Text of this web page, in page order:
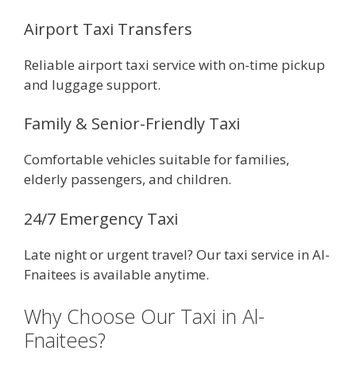
Airport Taxi Transfers
Reliable airport taxi service with on-time pickup
and luggage support.
Family & Senior-Friendly Taxi
Comfortable vehicles suitable for families,
elderly passengers, and children.
24/7 Emergency Taxi
Late night or urgent travel? Our taxi service in Al-
Fnaitees is available anytime.
Why Choose Our Taxi in Al-
Fnaitees?